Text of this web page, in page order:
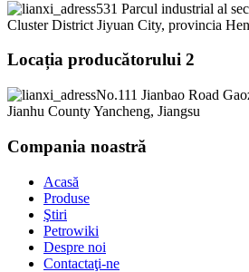
531 Parcul industrial al
Cluster District Jiyuan City, provincia
Locația producătorului 2
No.111 Jianbao Road
Jianhu County Yancheng, Jiangsu
Compania noastră
Acasă
Produse
Ştiri
Petrowiki
Despre noi
Contactaţi-ne